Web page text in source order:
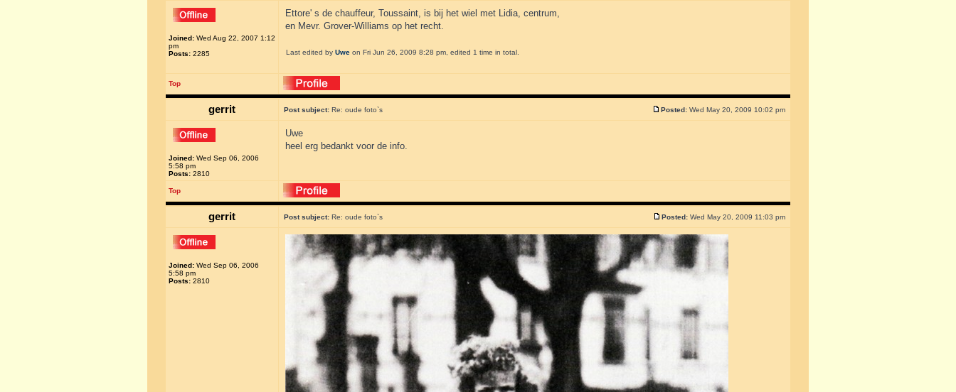
Joined: Wed Aug 22, 2007 1:12
pm
Posts: 2285
Ettore' s de chauffeur, Toussaint, is bij het wiel met Lidia, centrum,
en Mevr. Grover-Williams op het recht.
Last edited by Uwe on Fri Jun 26, 2009 8:28 pm, edited 1 time in total.
Top
gerrit Post subject: Re: oude foto`s Posted: Wed May 20, 2009 10:02 pm
Joined: Wed Sep 06, 2006
5:58 pm
Posts: 2810
Uwe
heel erg bedankt voor de info.
Top
gerrit Post subject: Re: oude foto`s Posted: Wed May 20, 2009 11:03 pm
Joined: Wed Sep 06, 2006
5:58 pm
Posts: 2810